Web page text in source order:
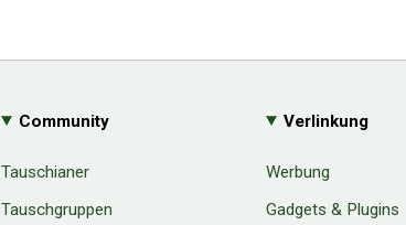
Community
Tauschianer
Tauschgruppen
Verlinkung
Werbung
Gadgets & Plugins